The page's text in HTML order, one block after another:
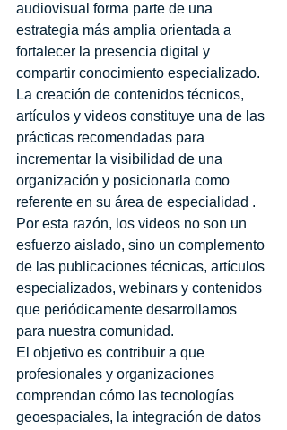
audiovisual forma parte de una
estrategia más amplia orientada a
fortalecer la presencia digital y
compartir conocimiento especializado.
La creación de contenidos técnicos,
artículos y videos constituye una de las
prácticas recomendadas para
incrementar la visibilidad de una
organización y posicionarla como
referente en su área de especialidad .
Por esta razón, los videos no son un
esfuerzo aislado, sino un complemento
de las publicaciones técnicas, artículos
especializados, webinars y contenidos
que periódicamente desarrollamos
para nuestra comunidad.
El objetivo es contribuir a que
profesionales y organizaciones
comprendan cómo las tecnologías
geoespaciales, la integración de datos